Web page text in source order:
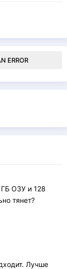
ERROR
ГБ ОЗУ и 128
тянет?
Лучше